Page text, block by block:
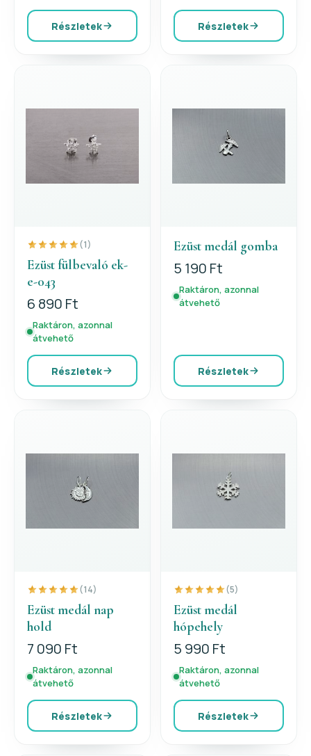
Részletek Részletek
(1)
Ezüst fülbevaló ek-
e-043
6 890 Ft
Raktáron, azonnal
átvehető
Részletek
Ezüst medál gomba
5 190 Ft
Raktáron, azonnal
átvehető
Részletek
(14)
Ezüst medál nap
hold
7 090 Ft
Raktáron, azonnal
átvehető
Részletek
(5)
Ezüst medál
hópehely
5 990 Ft
Raktáron, azonnal
átvehető
Részletek